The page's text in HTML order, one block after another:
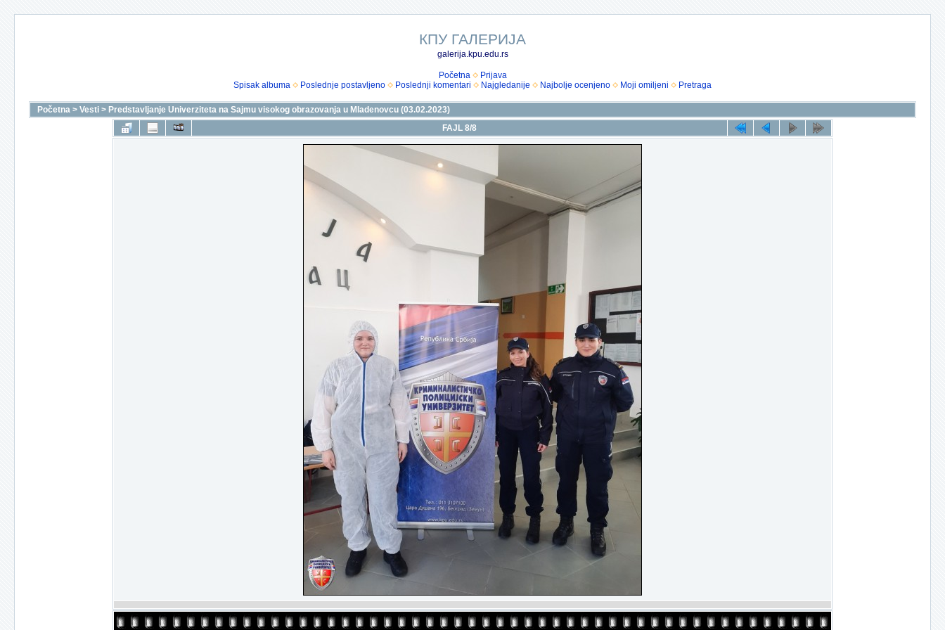
КПУ ГАЛЕРИЈА
galerija.kpu.edu.rs
Početna
Prijava
Spisak albuma
Poslednje postavljeno Poslednji komentari Najgledanije Najbolje ocenjeno Moji omiljeni Pretraga
Početna > Vesti > Predstavljanje Univerziteta na Sajmu visokog obrazovanja u Mladenovcu (03.02.2023)
FAJL 8/8